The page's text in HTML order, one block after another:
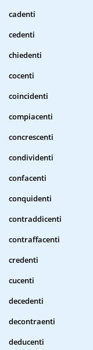
cadenti
cedenti
chiedenti
cocenti
coincidenti
compiacenti
concrescenti
condividenti
confacenti
conquidenti
contraddicenti
contraffacenti
credenti
cucenti
decedenti
decontraenti
deducenti